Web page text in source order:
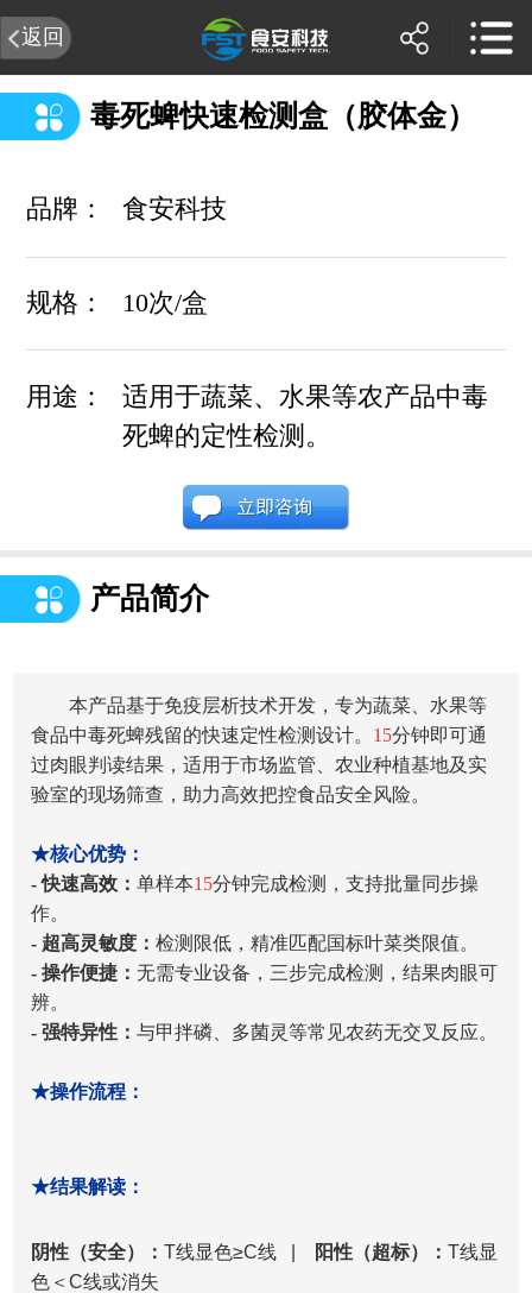
返回
毒死蜱快速检测盒（胶体金）
品牌： 食安科技
规格： 10次/盒
用途：
适用于蔬菜、水果等农产品中毒
死蜱的定性检测。
产品简介
本产品基于免疫层析技术开发，专为蔬菜、水果等
食品中毒死蜱残留的快速定性检测设计。 15分钟即可通
过肉眼判读结果，适用于市场监管、农业种植基地及实
验室的现场筛查，助力高效把控食品安全风险。
★核心优势：
- 快速高效：单样本15分钟完成检测，支持批量同步操
作。
- 超高灵敏度：检测限低，精准匹配国标叶菜类限值。
- 操作便捷：无需专业设备，三步完成检测，结果肉眼可
辨。
- 强特异性：与甲拌磷、多菌灵等常见农药无交叉反应。
★操作流程：
★结果解读：
阴性（安全）：T线显色≥C线 | 阳性（超标）：T线显
色＜C线或消失